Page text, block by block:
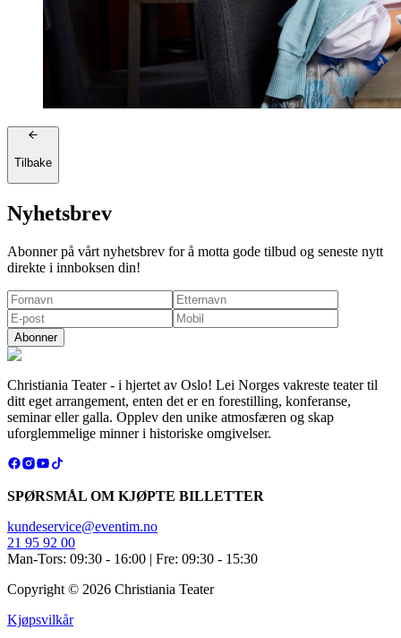
Tilbake
Nyhetsbrev
Abonner på vårt nyhetsbrev for å motta gode tilbud og seneste nytt
direkte i innboksen din!
Abonner
Christiania Teater - i hjertet av Oslo! Lei Norges vakreste teater til
ditt eget arrangement, enten det er en forestilling, konferanse,
seminar eller galla. Opplev den unike atmosfæren og skap
uforglemmelige minner i historiske omgivelser.
SPØRSMÅL OM KJØPTE BILLETTER
kundeservice@eventim.no
21 95 92 00
Man-Tors: 09:30 - 16:00 | Fre: 09:30 - 15:30
Copyright © 2026 Christiania Teater
Kjøpsvilkår